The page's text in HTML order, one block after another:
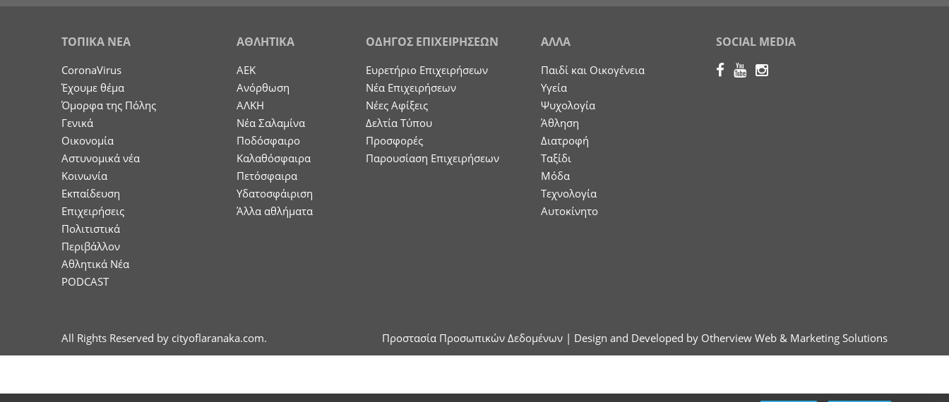
ΤΟΠΙΚΑ ΝΕΑ
CoronaVirus
Έχουμε θέμα
Όμορφα της Πόλης
Γενικά
Οικονομία
Aστυνομικά νέα
Κοινωνία
Εκπαίδευση
Επιχειρήσεις
Πολιτιστικά
Περιβάλλον
Αθλητικά Νέα
PODCAST
ΑΘΛΗΤΙΚΑ
ΑΕΚ
Ανόρθωση
ΑΛΚΗ
Νέα Σαλαμίνα
Ποδόσφαιρο
Καλαθόσφαιρα
Πετόσφαιρα
Υδατοσφάιριση
Άλλα αθλήματα
ΟΔΗΓΟΣ ΕΠΙΧΕΙΡΗΣΕΩΝ
Ευρετήριο Επιχειρήσεων
Nέα Επιχειρήσεων
Νέες Αφίξεις
Δελτία Τύπου
Προσφορές
Παρουσίαση Επιχειρήσεων
ΑΛΛΑ
Παιδί και Οικογένεια
Υγεία
Ψυχολογία
Άθληση
Διατροφή
Ταξίδι
Μόδα
Τεχνολογία
Αυτοκίνητο
SOCIAL MEDIA
All Rights Reserved by cityoflaranaka.com. Προστασία Προσωπικών Δεδομένων | Design and Developed by Otherview Web & Marketing Solutions